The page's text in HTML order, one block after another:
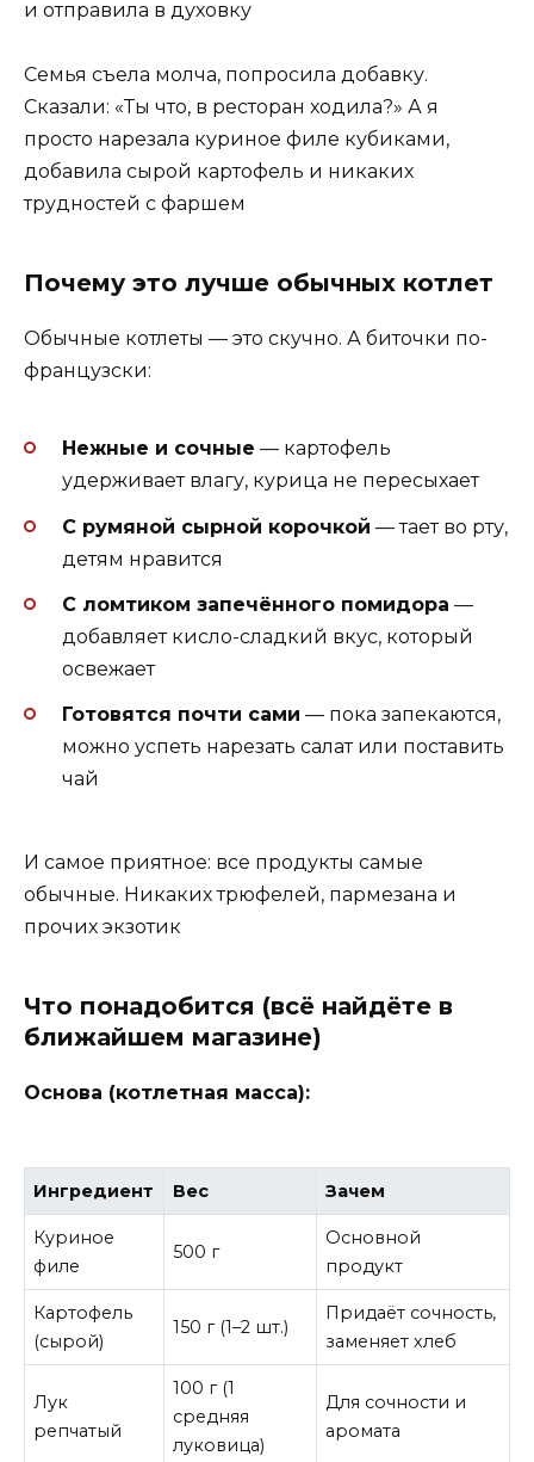
и отправила в духовку
Семья съела молча, попросила добавку.
Сказали: «Ты что, в ресторан ходила?» А я
просто нарезала куриное филе кубиками,
добавила сырой картофель и никаких
трудностей с фаршем
Почему это лучше обычных котлет
Обычные котлеты — это скучно. А биточки по-
французски:
Нежные и сочные — картофель
удерживает влагу, курица не пересыхает
С румяной сырной корочкой — тает во рту,
детям нравится
С ломтиком запечённого помидора —
добавляет кисло-сладкий вкус, который
освежает
Готовятся почти сами — пока запекаются,
можно успеть нарезать салат или поставить
чай
И самое приятное: все продукты самые
обычные. Никаких трюфелей, пармезана и
прочих экзотик
Что понадобится (всё найдёте в
ближайшем магазине)
Основа (котлетная масса):
Ингредиент Вес Зачем
Куриное
филе
500 г
Основной
продукт
Картофель
(сырой)
150 г (1–2 шт.)
Придаёт сочность,
заменяет хлеб
Лук
репчатый
100 г (1
средняя
луковица)
Для сочности и
аромата